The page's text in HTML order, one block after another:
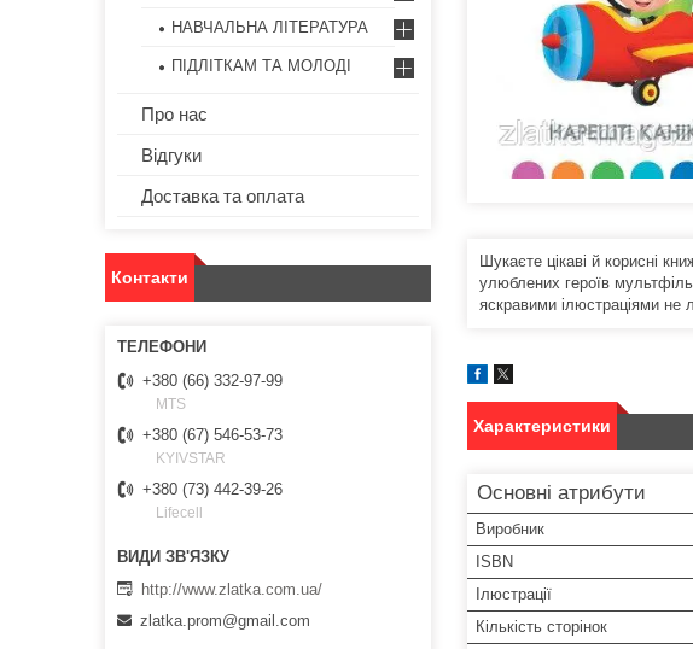
Шукаєте цікаві й корисні
улюблених героїв
яскравими ілюстраціями не
Характеристики
Основні атрибути
Виробник
ISBN
Ілюстрації
Кількість сторінок
НАВЧАЛЬНА ЛІТЕРАТУРА
ПІДЛІТКАМ ТА МОЛОДІ
Про нас
Відгуки
Доставка та оплата
Контакти
+380 (66) 332-97-99
MTS
+380 (67) 546-53-73
KYIVSTAR
+380 (73) 442-39-26
Lifecell
http://www.zlatka.com.ua/
zlatka.prom@gmail.com